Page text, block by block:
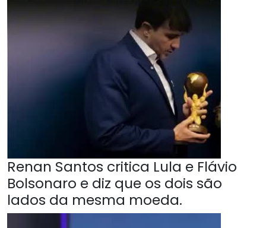
Renan Santos critica Lula e Flávio
Bolsonaro e diz que os dois são
lados da mesma moeda.